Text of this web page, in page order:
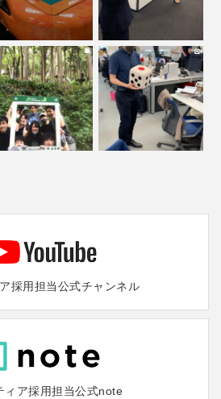
採用担当公式チャンネル
ィア採用担当公式note